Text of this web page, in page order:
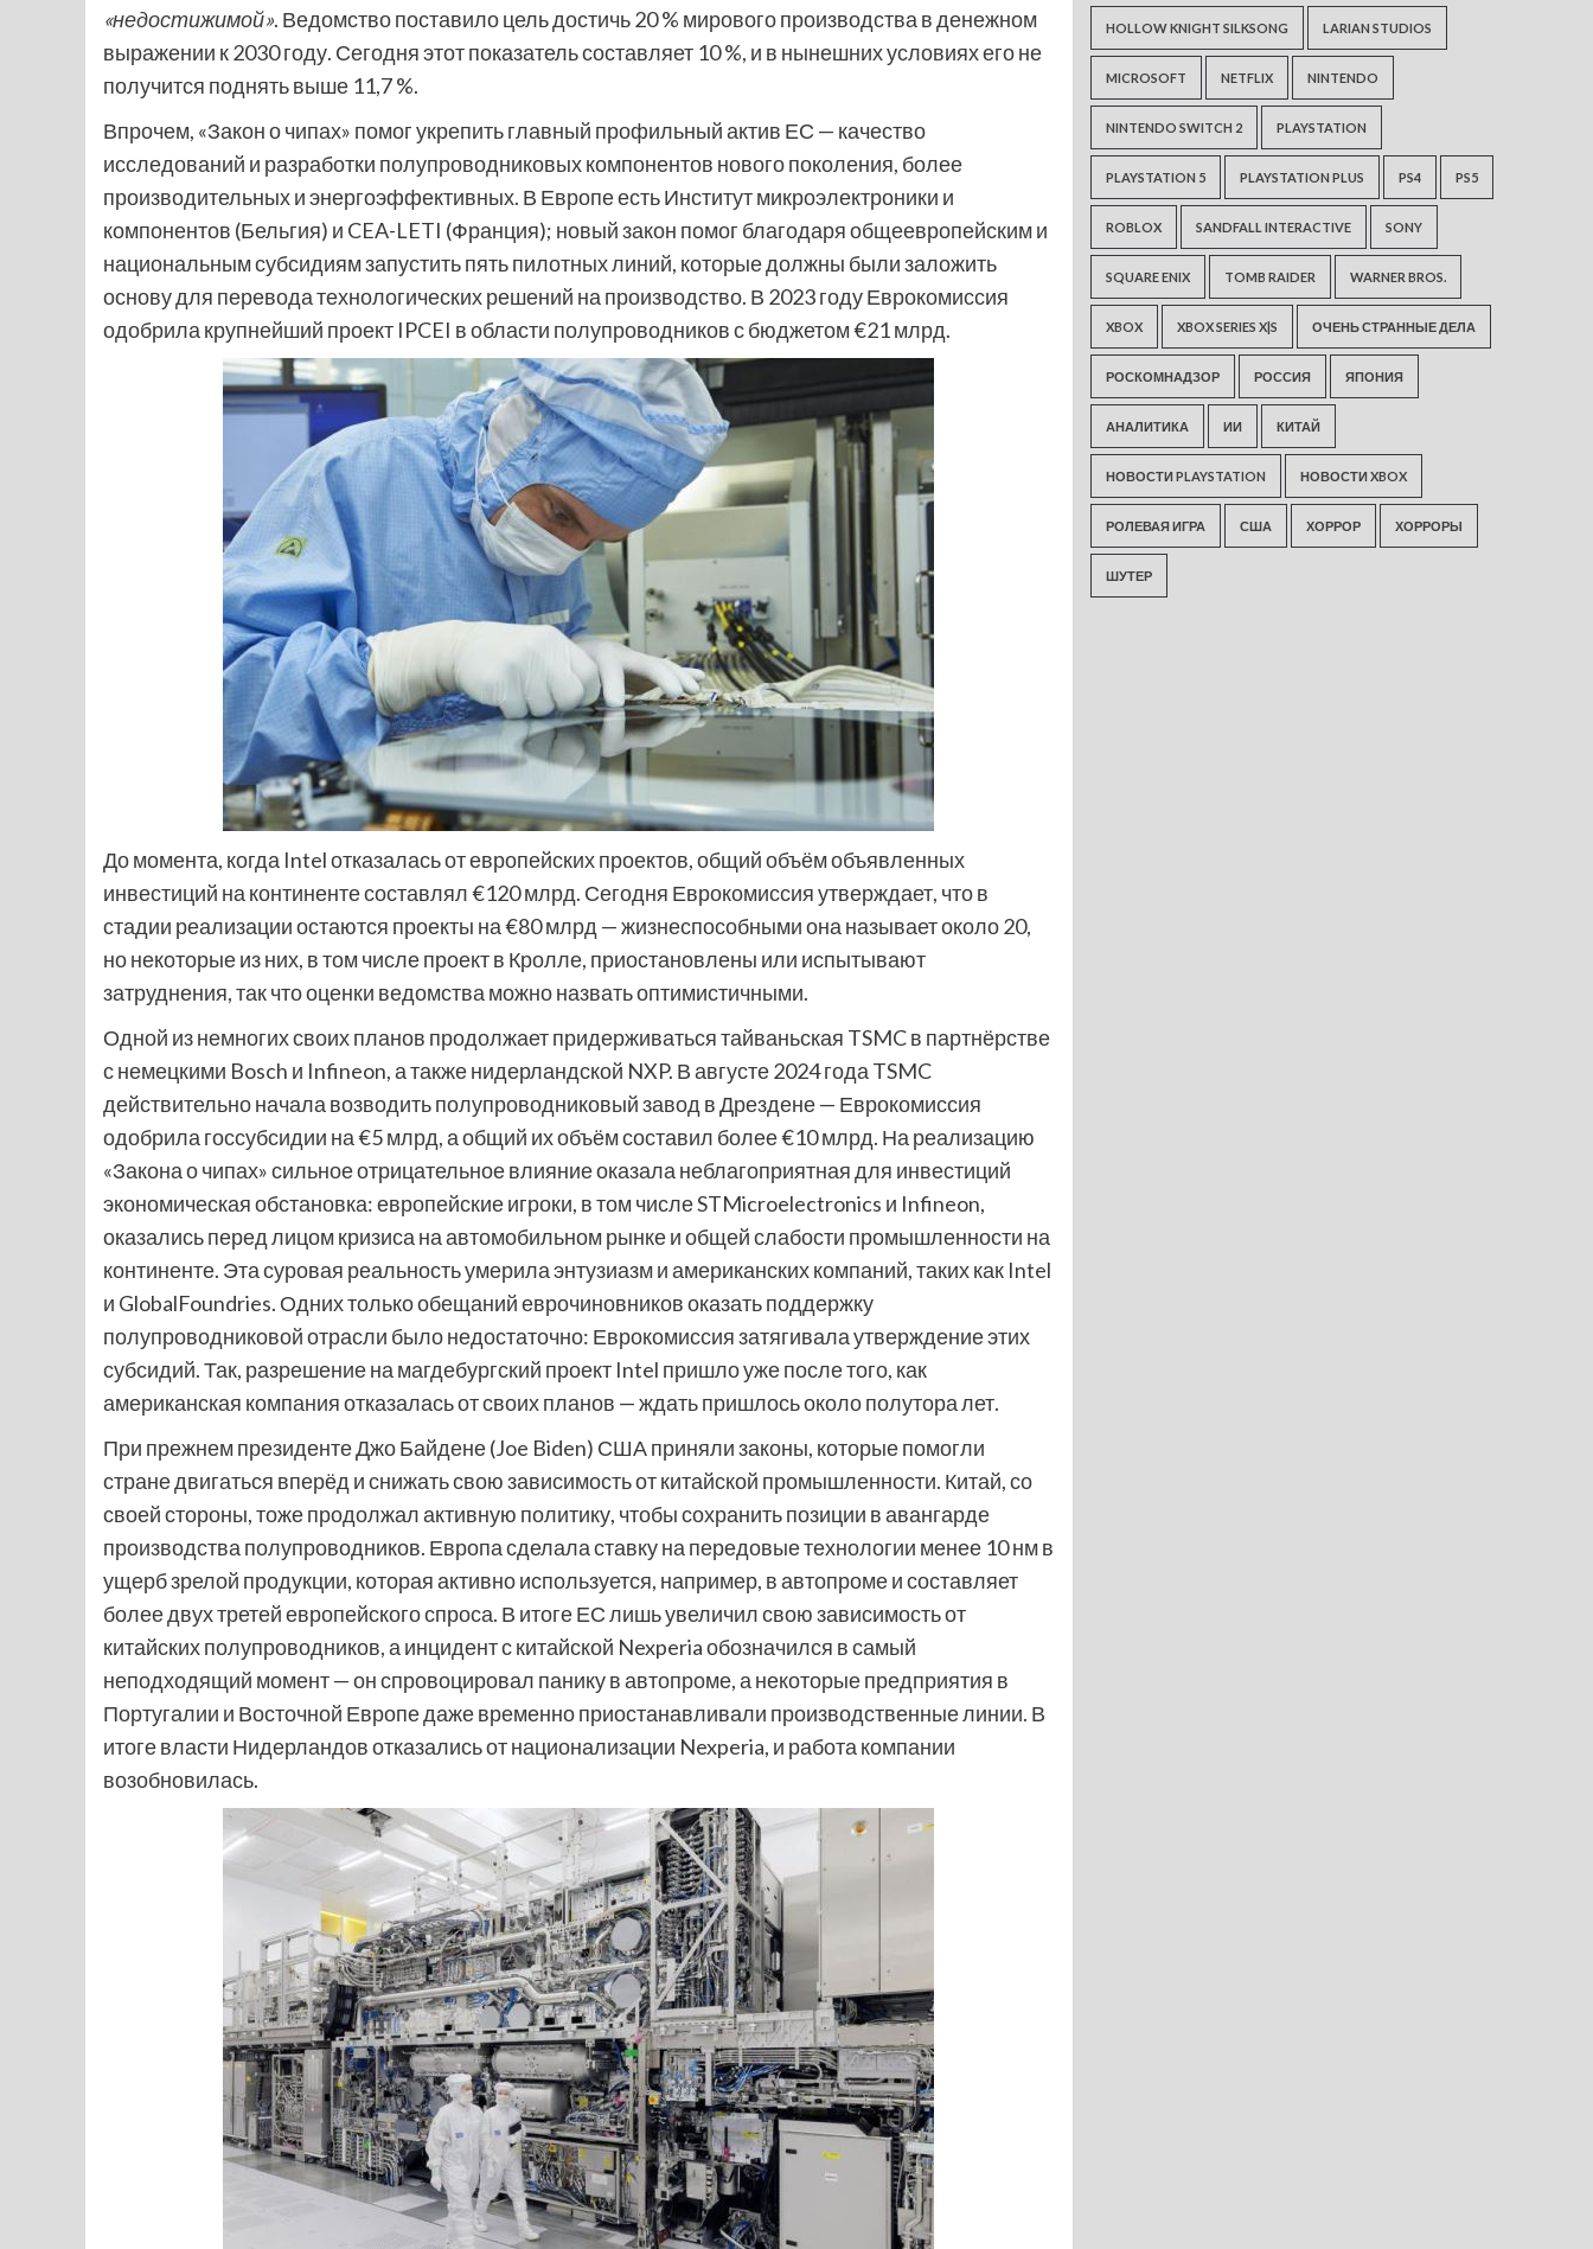
«недостижимой». Ведомство поставило цель достичь 20 % мирового производства в денежном
выражении к 2030 году. Сегодня этот показатель составляет 10 %, и в нынешних условиях его не
получится поднять выше 11,7 %.
Впрочем, «Закон о чипах» помог укрепить главный профильный актив ЕС — качество
исследований и разработки полупроводниковых компонентов нового поколения, более
производительных и энергоэффективных. В Европе есть Институт микроэлектроники и
компонентов (Бельгия) и CEA-LETI (Франция); новый закон помог благодаря общеевропейским и
национальным субсидиям запустить пять пилотных линий, которые должны были заложить
основу для перевода технологических решений на производство. В 2023 году Еврокомиссия
одобрила крупнейший проект IPCEI в области полупроводников с бюджетом €21 млрд.
До момента, когда Intel отказалась от европейских проектов, общий объём объявленных
инвестиций на континенте составлял €120 млрд. Сегодня Еврокомиссия утверждает, что в
стадии реализации остаются проекты на €80 млрд — жизнеспособными она называет около 20,
но некоторые из них, в том числе проект в Кролле, приостановлены или испытывают
затруднения, так что оценки ведомства можно назвать оптимистичными.
Одной из немногих своих планов продолжает придерживаться тайваньская TSMC в партнёрстве
с немецкими Bosch и Infineon, а также нидерландской NXP. В августе 2024 года TSMC
действительно начала возводить полупроводниковый завод в Дрездене — Еврокомиссия
одобрила госсубсидии на €5 млрд, а общий их объём составил более €10 млрд. На реализацию
«Закона о чипах» сильное отрицательное влияние оказала неблагоприятная для инвестиций
экономическая обстановка: европейские игроки, в том числе STMicroelectronics и Infineon,
оказались перед лицом кризиса на автомобильном рынке и общей слабости промышленности на
континенте. Эта суровая реальность умерила энтузиазм и американских компаний, таких как Intel
и GlobalFoundries. Одних только обещаний еврочиновников оказать поддержку
полупроводниковой отрасли было недостаточно: Еврокомиссия затягивала утверждение этих
субсидий. Так, разрешение на магдебургский проект Intel пришло уже после того, как
американская компания отказалась от своих планов — ждать пришлось около полутора лет.
При прежнем президенте Джо Байдене (Joe Biden) США приняли законы, которые помогли
стране двигаться вперёд и снижать свою зависимость от китайской промышленности. Китай, со
своей стороны, тоже продолжал активную политику, чтобы сохранить позиции в авангарде
производства полупроводников. Европа сделала ставку на передовые технологии менее 10 нм в
ущерб зрелой продукции, которая активно используется, например, в автопроме и составляет
более двух третей европейского спроса. В итоге ЕС лишь увеличил свою зависимость от
китайских полупроводников, а инцидент с китайской Nexperia обозначился в самый
неподходящий момент — он спровоцировал панику в автопроме, а некоторые предприятия в
Португалии и Восточной Европе даже временно приостанавливали производственные линии. В
итоге власти Нидерландов отказались от национализации Nexperia, и работа компании
возобновилась.
HOLLOW KNIGHT SILKSONG LARIAN STUDIOS
MICROSOFT NETFLIX NINTENDO
NINTENDO SWITCH 2 PLAYSTATION
PLAYSTATION 5 PLAYSTATION PLUS PS4 PS5
ROBLOX SANDFALL INTERACTIVE SONY
SQUARE ENIX TOMB RAIDER WARNER BROS.
XBOX XBOX SERIES X|S ОЧЕНЬ СТРАННЫЕ ДЕЛА
РОСКОМНАДЗОР РОССИЯ ЯПОНИЯ
АНАЛИТИКА ИИ КИТАЙ
НОВОСТИ PLAYSTATION НОВОСТИ XBOX
РОЛЕВАЯ ИГРА США ХОРРОР ХОРРОРЫ
ШУТЕР